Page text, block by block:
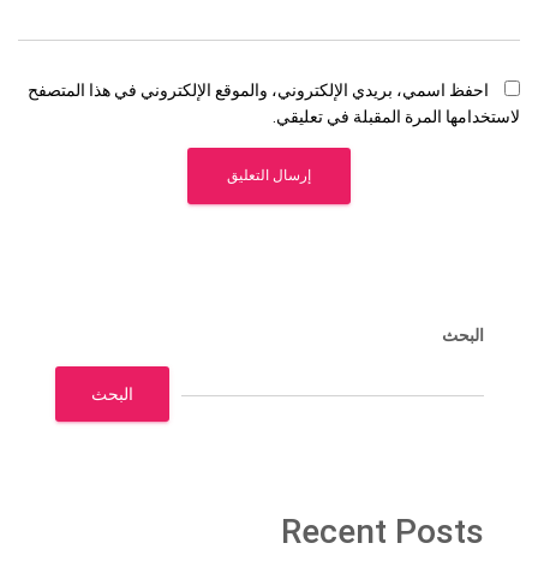
احفظ اسمي، بريدي الإلكتروني، والموقع الإلكتروني في هذا المتصفح
لاستخدامها المرة المقبلة في تعليقي.
البحث
البحث
Recent Posts